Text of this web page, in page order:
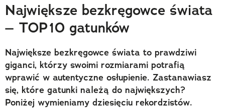
Trendbook Podróżniczy
Polecane
Największe bezkręgowce świata
– TOP10 gatunków
Największe bezkręgowce świata to prawdziwi
giganci, którzy swoimi rozmiarami potrafią
wprawić w autentyczne osłupienie. Zastanawiasz
się, które gatunki należą do największych?
Poniżej wymieniamy dziesięciu rekordzistów.